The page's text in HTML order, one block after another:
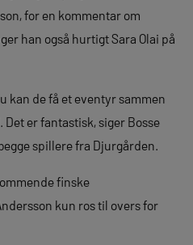
for en kommentar om
han også hurtigt Sara Olai på
kan de få et eventyr sammen
er fantastisk, siger Bosse
spillere fra Djurgården.
finske
kun ros til overs for